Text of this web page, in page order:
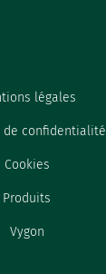
légales
de confidentialité
Cookies
Produits
Vygon